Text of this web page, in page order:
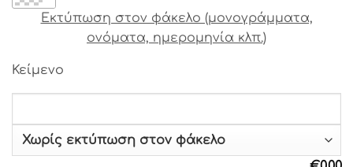
Γραμματοσειρά 19
Γραμματοσειρά 21
Γραμματοσειρά 22
Εκτύπωση στον φάκελο (μονογράμματα,
ονόματα, ημερομηνία κλπ.)
Κείμενο